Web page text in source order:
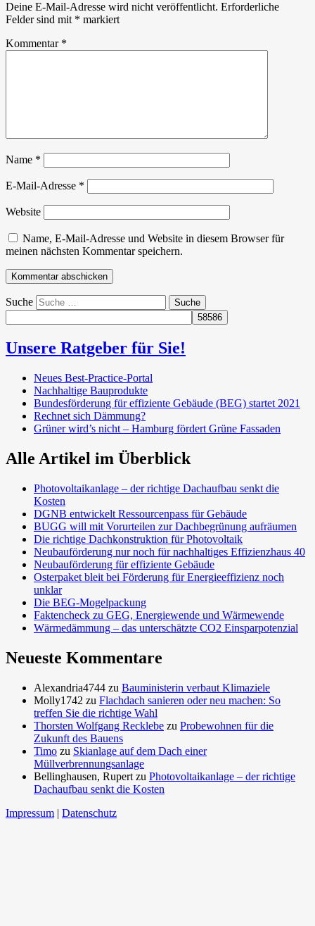
Deine E-Mail-Adresse wird nicht veröffentlicht. Erforderliche
Felder sind mit * markiert
Kommentar *
Name *
E-Mail-Adresse *
Website
Name, E-Mail-Adresse und Website in diesem Browser für
meinen nächsten Kommentar speichern.
Suche
Unsere Ratgeber für Sie!
Neues Best-Practice-Portal
Nachhaltige Bauprodukte
Bundesförderung für effiziente Gebäude (BEG) startet 2021
Rechnet sich Dämmung?
Grüner wird’s nicht – Hamburg fördert Grüne Fassaden
Alle Artikel im Überblick
Photovoltaikanlage – der richtige Dachaufbau senkt die
Kosten
DGNB entwickelt Ressourcenpass für Gebäude
BUGG will mit Vorurteilen zur Dachbegrünung aufräumen
Die richtige Dachkonstruktion für Photovoltaik
Neubauförderung nur noch für nachhaltiges Effizienzhaus 40
Neubauförderung für effiziente Gebäude
Osterpaket bleit bei Förderung für Energieeffizienz noch
unklar
Die BEG-Mogelpackung
Faktencheck zu GEG, Energiewende und Wärmewende
Wärmedämmung – das unterschätzte CO2 Einsparpotenzial
Neueste Kommentare
Alexandria4744 zu Bauministerin verbaut Klimaziele
Molly1742 zu Flachdach sanieren oder neu machen: So
treffen Sie die richtige Wahl
Thorsten Wolfgang Recklebe zu Probewohnen für die
Zukunft des Bauens
Timo zu Skianlage auf dem Dach einer
Müllverbrennungsanlage
Bellinghausen, Rupert zu Photovoltaikanlage – der richtige
Dachaufbau senkt die Kosten
Impressum | Datenschutz